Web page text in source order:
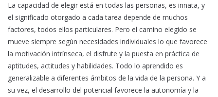
La capacidad de elegir está en todas las personas, es innata, y
el significado otorgado a cada tarea depende de muchos
factores, todos ellos particulares. Pero el camino elegido se
mueve siempre según necesidades individuales lo que favorece
la motivación intrínseca, el disfrute y la puesta en práctica de
aptitudes, actitudes y habilidades. Todo lo aprendido es
generalizable a diferentes ámbitos de la vida de la persona. Y a
su vez, el desarrollo del potencial favorece la autonomía y la